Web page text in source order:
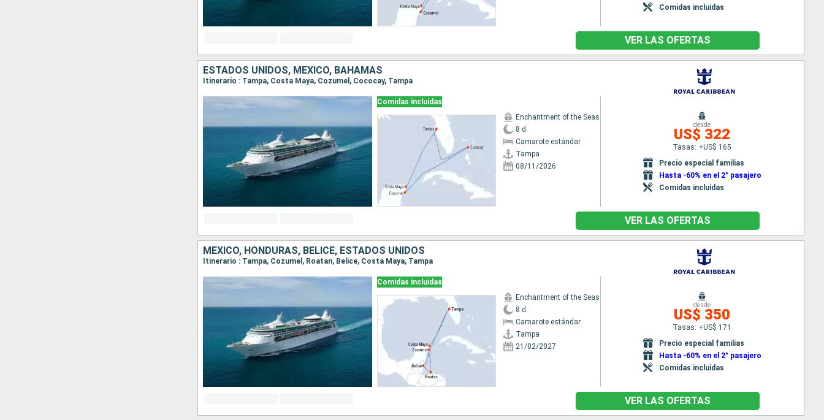
Comidas incluidas
VER LAS OFERTAS
ESTADOS UNIDOS, MÉXICO, BAHAMAS
Itinerario : Tampa, Costa Maya, Cozumel, Cococay, Tampa
Comidas incluidas
Enchantment of the Seas
8 d
Camarote estándar
Tampa
08/11/2026
desde
US$ 322
Tasas: +US$ 165
Precio especial familias
Hasta -60% en el 2° pasajero
Comidas incluidas
VER LAS OFERTAS
MÉXICO, HONDURAS, BELICE, ESTADOS UNIDOS
Itinerario : Tampa, Cozumel, Roatan, Belice, Costa Maya, Tampa
Comidas incluidas
Enchantment of the Seas
8 d
Camarote estándar
Tampa
21/02/2027
desde
US$ 350
Tasas: +US$ 171
Precio especial familias
Hasta -60% en el 2° pasajero
Comidas incluidas
VER LAS OFERTAS